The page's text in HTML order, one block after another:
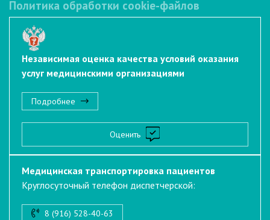
Политика обработки cookie-файлов
Независимая оценка качества условий оказания
услуг медицинскими организациями
Подробнее
Оценить
Медицинская транспортировка пациентов
Круглосуточный телефон диспетчерской:
8 (916) 528-40-63